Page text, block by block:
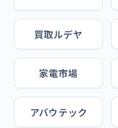
買取ルデヤ
家電市場
アバウテック